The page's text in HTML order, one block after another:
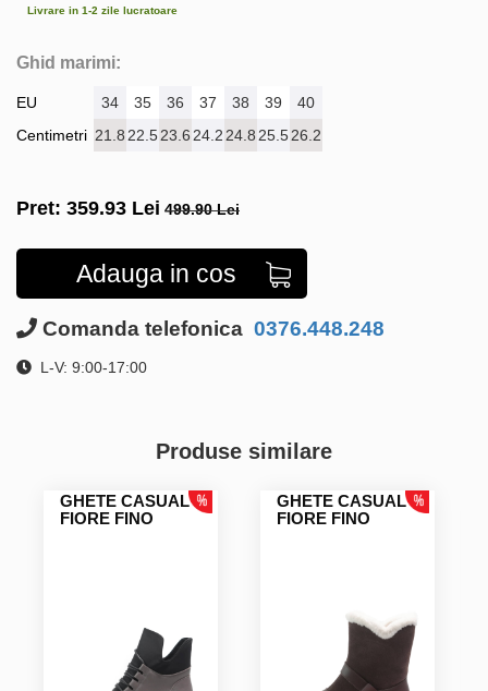
Livrare in 1-2 zile lucratoare
Ghid marimi:
EU
Centimetri
34 35 36 37 38 39
40
21.8 22.523.6 24.2 24.8 25.526.2
Pret: 359.93 Lei 499.90 Lei
Adauga in cos
Comanda telefonica 0376.448.248
L-V: 9:00-17:00
Produse similare
GHETE CASUAL
FIORE FINO
GHETE CASUAL
FIORE FINO